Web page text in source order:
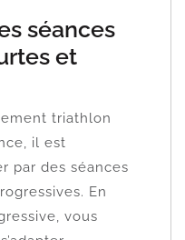
séances
et
triathlon
il est
par des séances
En
vous